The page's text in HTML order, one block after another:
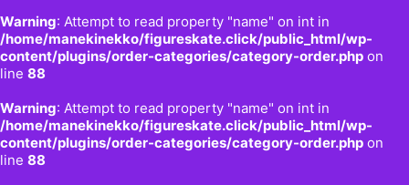
Warning: Attempt to read property "name" on int in
/home/manekinekko/figureskate.click/public_html/wp-
content/plugins/order-categories/category-order.php on
line 88
Warning: Attempt to read property "name" on int in
/home/manekinekko/figureskate.click/public_html/wp-
content/plugins/order-categories/category-order.php on
line 88